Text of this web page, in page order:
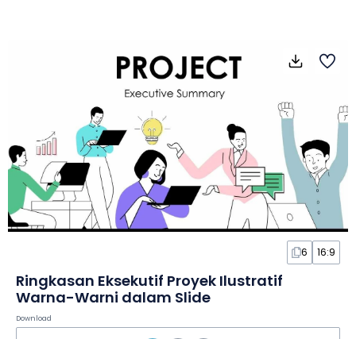
6 16:9
Ringkasan Eksekutif Proyek Ilustratif
Warna-Warni dalam Slide
Download